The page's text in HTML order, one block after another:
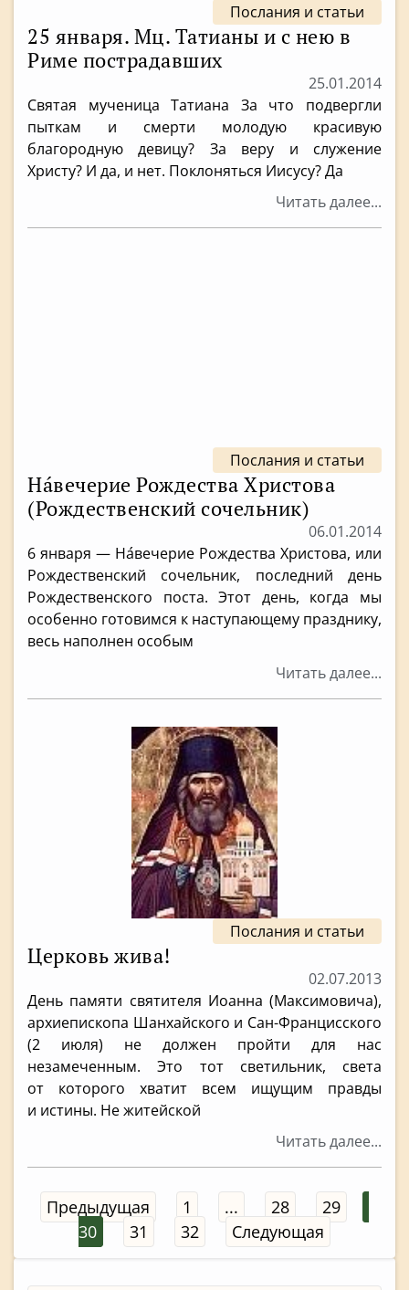
Послания и статьи
25 января. Мц. Татианы и с нею в
Риме пострадавших
25.01.2014
Святая мученица Татиана За что подвергли
пыткам и смерти молодую красивую
благородную девицу? За веру и служение
Христу? И да, и нет. Поклоняться Иисусу? Да
Читать далее...
Послания и статьи
На́вечерие Рождества Христова
(Рождественский сочельник)
06.01.2014
6 января — На́вечерие Рождества Христова, или
Рождественский сочельник, последний день
Рождественского поста. Этот день, когда мы
особенно готовимся к наступающему празднику,
весь наполнен особым
Читать далее...
Послания и статьи
Церковь жива!
02.07.2013
День памяти святителя Иоанна (Максимовича),
архиепископа Шанхайского и Сан-Францисского
(2 июля) не должен пройти для нас
незамеченным. Это тот светильник, света
от которого хватит всем ищущим правды
и истины. Не житейской
Читать далее...
Предыдущая 1 ... 28
29
30
31 32 Следующая